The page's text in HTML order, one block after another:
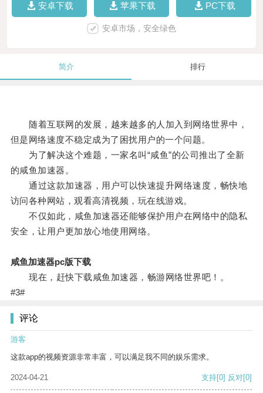
安卓下载 苹果下载 PC下载
安卓市场，安全绿色
简介 排行
随着互联网的发展，越来越多的人加入到网络世界中，
但是网络速度不稳定成为了困扰用户的一个问题。
为了解决这个难题，一家名叫“咸鱼”的公司推出了全新
的咸鱼加速器。
通过这款加速器，用户可以快速提升网络速度，畅快地
访问各种网站，观看高清视频，玩在线游戏。
不仅如此，咸鱼加速器还能够保护用户在网络中的隐私
安全，让用户更加放心地使用网络。
咸鱼加速器pc版下载
现在，赶快下载咸鱼加速器，畅游网络世界吧！。
#3#
评论
游客
这款app的视频资源非常丰富，可以满足我不同的娱乐需求。
2024-04-21 支持[0] 反对[0]